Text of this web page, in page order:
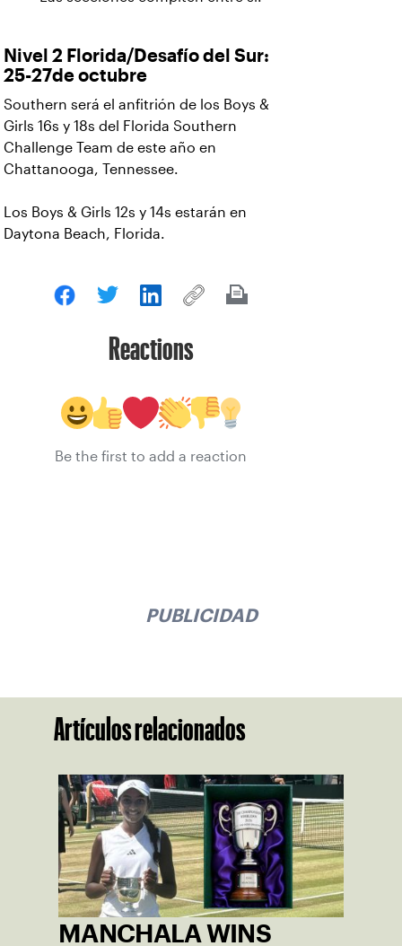
Nivel 2 Florida/Desafío del Sur:
25-27de octubre
Southern será el anfitrión de los Boys &
Girls 16s y 18s del Florida Southern
Challenge Team de este año en
Chattanooga, Tennessee.
Los Boys & Girls 12s y 14s estarán en
Daytona Beach, Florida.
Reactions
Be the first to add a reaction
PUBLICIDAD
Artículos relacionados
MANCHALA WINS